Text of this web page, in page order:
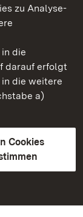
zu Analyse-
die
darauf erfolgt
in die weitere
a)
Cookies